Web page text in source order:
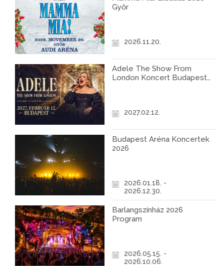
Győr
2026.11.20.
Adele The Show From
London Koncert Budapest
2027.02.12.
Budapest Aréna Koncertek
2026
2026.01.18. -
2026.12.30.
Barlangszínház 2026
Program
2026.05.15. -
2026.10.06.